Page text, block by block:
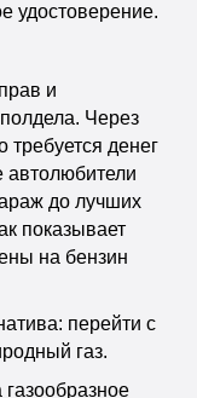
удостоверение.
и
Через
требуется денег
до лучших
показывает
на бензин
перейти с
газ.